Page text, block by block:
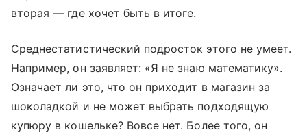
вторая — где хочет быть в итоге.
Среднестатистический подросток этого не умеет.
Например, он заявляет: «Я не знаю математику».
Означает ли это, что он приходит в магазин за
шоколадкой и не может выбрать подходящую
купюру в кошельке? Вовсе нет. Более того, он